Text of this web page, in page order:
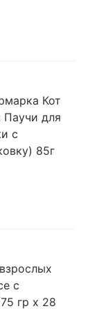
Кот
для
с
85г
с
гр х 28